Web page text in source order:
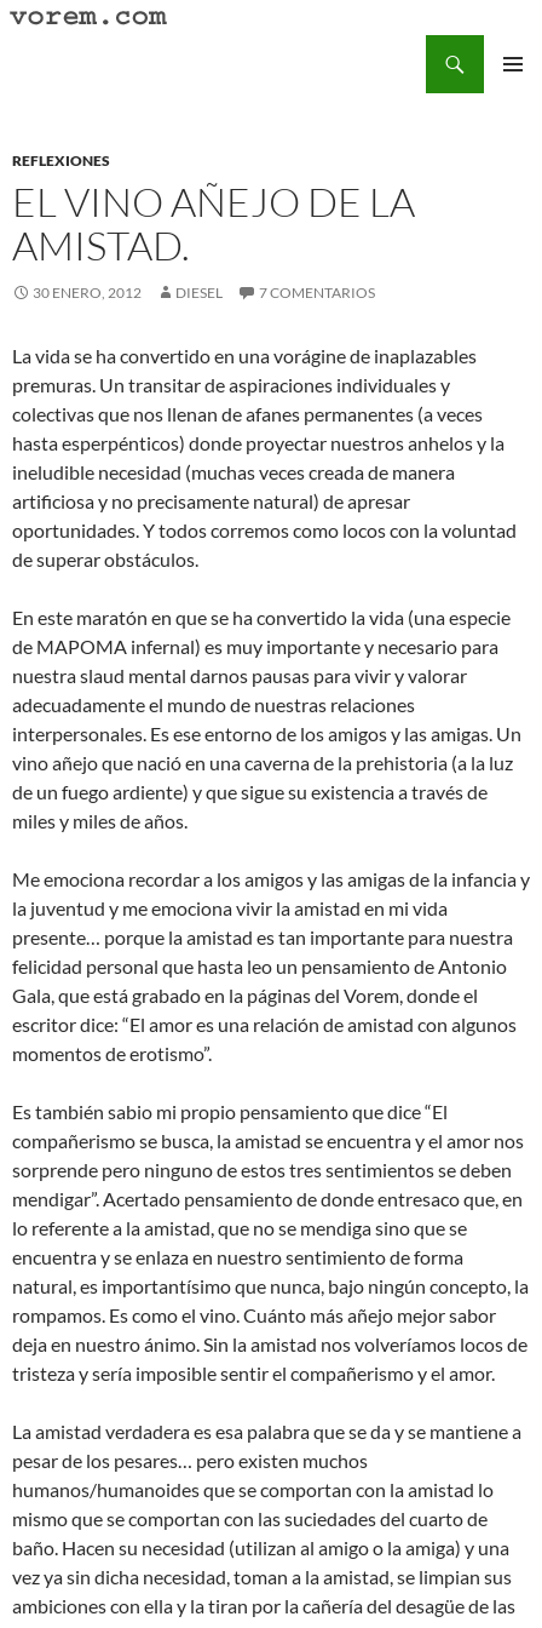
Saltar
REFLEXIONES
EL VINO AÑEJO DE LA
AMISTAD.
30 ENERO, 2012 DIESEL 7 COMENTARIOS
La vida se ha convertido en una vorágine de inaplazables
premuras. Un transitar de aspiraciones individuales y
colectivas que nos llenan de afanes permanentes (a veces
hasta esperpénticos) donde proyectar nuestros anhelos y la
ineludible necesidad (muchas veces creada de manera
artificiosa y no precisamente natural) de apresar
oportunidades. Y todos corremos como locos con la voluntad
de superar obstáculos.
En este maratón en que se ha convertido la vida (una especie
de MAPOMA infernal) es muy importante y necesario para
nuestra slaud mental darnos pausas para vivir y valorar
adecuadamente el mundo de nuestras relaciones
interpersonales. Es ese entorno de los amigos y las amigas. Un
vino añejo que nació en una caverna de la prehistoria (a la luz
de un fuego ardiente) y que sigue su existencia a través de
miles y miles de años.
Me emociona recordar a los amigos y las amigas de la infancia y
la juventud y me emociona vivir la amistad en mi vida
presente… porque la amistad es tan importante para nuestra
felicidad personal que hasta leo un pensamiento de Antonio
Gala, que está grabado en la páginas del Vorem, donde el
escritor dice: “El amor es una relación de amistad con algunos
momentos de erotismo”.
Es también sabio mi propio pensamiento que dice “El
compañerismo se busca, la amistad se encuentra y el amor nos
sorprende pero ninguno de estos tres sentimientos se deben
mendigar”. Acertado pensamiento de donde entresaco que, en
lo referente a la amistad, que no se mendiga sino que se
encuentra y se enlaza en nuestro sentimiento de forma
natural, es importantísimo que nunca, bajo ningún concepto, la
rompamos. Es como el vino. Cuánto más añejo mejor sabor
deja en nuestro ánimo. Sin la amistad nos volveríamos locos de
tristeza y sería imposible sentir el compañerismo y el amor.
La amistad verdadera es esa palabra que se da y se mantiene a
pesar de los pesares… pero existen muchos
humanos/humanoides que se comportan con la amistad lo
mismo que se comportan con las suciedades del cuarto de
baño. Hacen su necesidad (utilizan al amigo o la amiga) y una
vez ya sin dicha necesidad, toman a la amistad, se limpian sus
ambiciones con ella y la tiran por la cañería del desagüe de las